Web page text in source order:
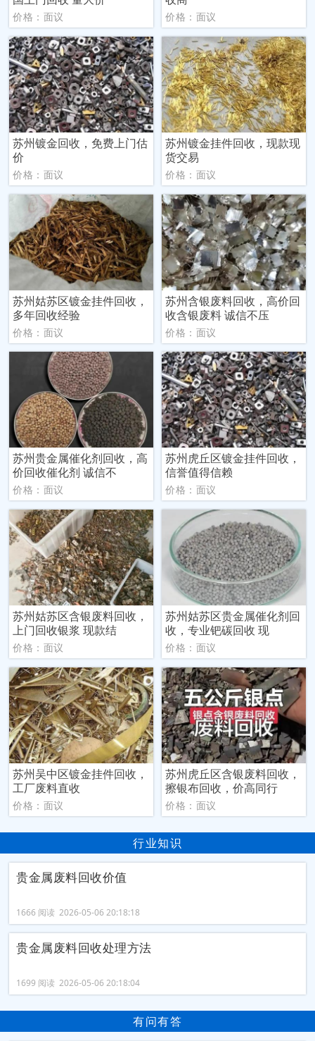
价格：面议 价格：面议
苏州镀金回收，免费上门估
价
价格：面议
苏州镀金挂件回收，现款现
货交易
价格：面议
苏州姑苏区镀金挂件回收，
多年回收经验
价格：面议
苏州含银废料回收，高价回
收含银废料 诚信不压
价格：面议
苏州贵金属催化剂回收，高
价回收催化剂 诚信不
价格：面议
苏州虎丘区镀金挂件回收，
信誉值得信赖
价格：面议
苏州姑苏区含银废料回收，
上门回收银浆 现款结
价格：面议
苏州姑苏区贵金属催化剂回
收，专业钯碳回收 现
价格：面议
苏州吴中区镀金挂件回收，
工厂废料直收
价格：面议
苏州虎丘区含银废料回收，
擦银布回收，价高同行
价格：面议
行业知识
贵金属废料回收价值
1666 阅读 2026-05-06 20:18:18
贵金属废料回收处理方法
1699 阅读 2026-05-06 20:18:04
有问有答